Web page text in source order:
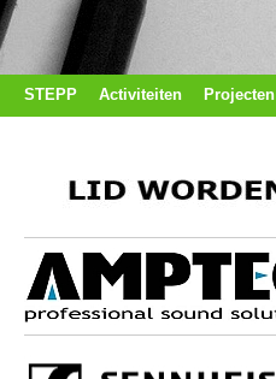
STEPP Activiteiten Projecten